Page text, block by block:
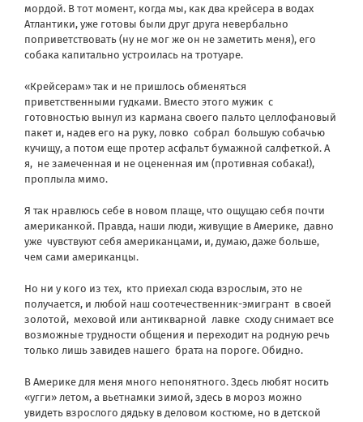
мордой. В тот момент, когда мы, как два крейсера в водах
Атлантики, уже готовы были друг друга невербально
поприветствовать (ну не мог же он не заметить меня), его
собака капитально устроилась на тротуаре.
«Крейсерам» так и не пришлось обменяться
приветственными гудками. Вместо этого мужик с
готовностью вынул из кармана своего пальто целлофановый
пакет и, надев его на руку, ловко собрал большую собачью
кучищу, а потом еще протер асфальт бумажной салфеткой. А
я, не замеченная и не оцененная им (противная собака!),
проплыла мимо.
Я так нравлюсь себе в новом плаще, что ощущаю себя почти
американкой. Правда, наши люди, живущие в Америке, давно
уже чувствуют себя американцами, и, думаю, даже больше,
чем сами американцы.
Но ни у кого из тех, кто приехал сюда взрослым, это не
получается, и любой наш соотечественник-эмигрант в своей
золотой, меховой или антикварной лавке сходу снимает все
возможные трудности общения и переходит на родную речь
только лишь завидев нашего брата на пороге. Обидно.
В Америке для меня много непонятного. Здесь любят носить
«угги» летом, а вьетнамки зимой, здесь в мороз можно
увидеть взрослого дядьку в деловом костюме, но в детской